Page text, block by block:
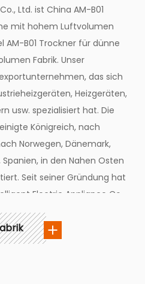
Ltd. ist China AM-B01
mit hohem Luftvolumen
AM-B01 Trockner für dünne
Fabrik. Unser
das sich
Heizgeräten,
usw. spezialisiert hat. Die
Königreich, nach
Norwegen, Dänemark,
Spanien, in den Nahen Osten
Seit seiner Gründung hat
Electric Appliance Co.,
und Forschung
entwickelt, die
sowie das Stanzen und